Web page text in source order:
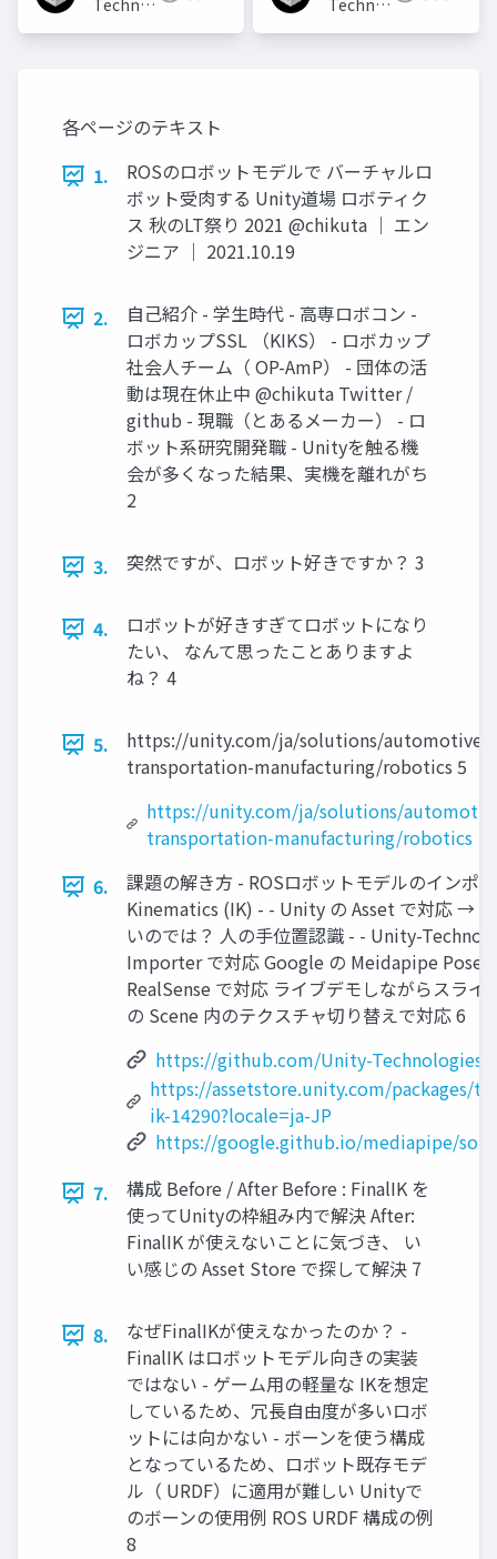
Technologies
Technologies
各ページのテキスト
1.
ROSのロボットモデルで バーチャルロ
ボット受肉する Unity道場 ロボティク
ス 秋のLT祭り 2021 @chikuta ｜ エン
ジニア ｜ 2021.10.19
2.
自己紹介 - 学生時代 - 高専ロボコン -
ロボカップSSL （KIKS） - ロボカップ
社会人チーム（ OP-AmP） - 団体の活
動は現在休止中 @chikuta Twitter /
github - 現職（とあるメーカー） - ロ
ボット系研究開発職 - Unityを触る機
会が多くなった結果、実機を離れがち
2
3. 突然ですが、ロボット好きですか？ 3
4.
ロボットが好きすぎてロボットになり
たい、 なんて思ったことありますよ
ね？ 4
5.
https://unity.com/ja/solutions/automotive-
transportation-manufacturing/robotics 5
https://unity.com/ja/solutions/
transportation-manufacturing/robotics
6.
課題の解き方 - ROSロボットモデルのインポ
Kinematics (IK) - - Unity の Asset で対応 →
いのでは？ 人の手位置認識 - - Unity-
Importer で対応 Google の Meidapipe Pose
RealSense で対応 ライブデモしながらスラ
の Scene 内のテクスチャ切り替えで対応 6
https://github.com/Unity-Technologies/
https://assetstore.unity.com/packages/
ik-14290?locale=ja-JP
https://google.github.io/mediapipe/
7.
構成 Before / After Before : FinalIK を
使ってUnityの枠組み内で解決 After:
FinalIK が使えないことに気づき、 い
い感じの Asset Store で探して解決 7
8.
なぜFinalIKが使えなかったのか？ -
FinalIK はロボットモデル向きの実装
ではない - ゲーム用の軽量な IKを想定
しているため、冗長自由度が多いロボ
ットには向かない - ボーンを使う構成
となっているため、ロボット既存モデ
ル（ URDF）に適用が難しい Unityで
のボーンの使用例 ROS URDF 構成の例
8